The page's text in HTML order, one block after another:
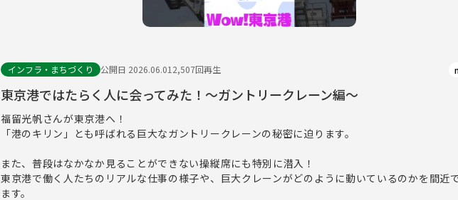
インフラ・まちづくり 公開日 2026.06.012,507回再生
東京港ではたらく人に会ってみた！～ガントリークレーン編～
福留光帆さんが東京港へ！
「港のキリン」とも呼ばれる巨大なガントリークレーンの秘密に迫ります。
また、普段はなかなか見ることができない操縦席にも特別に潜入！
東京港で働く人たちのリアルな仕事の様子や、巨大クレーンがどのように動いているのかを間近
ます。